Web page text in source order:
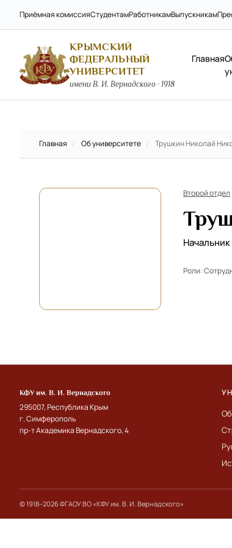
Приёмная комиссияСтудентамРаботникамВыпускникам
КРЫМСКИЙ
ФЕДЕРАЛЬНЫЙ
УНИВЕРСИТЕТ
имени В. И. Вернадского · 1918
Главная
Главная / Об университете / Трушкин Николай
Второй отдел
Роли:
КФУ им. В. И. Вернадского
295007, Республика Крым
г. Симферополь
пр-т Академика Вернадского, 4
© 1918–2026 ФГАОУ ВО «КФУ им. В. И. Вернадского»